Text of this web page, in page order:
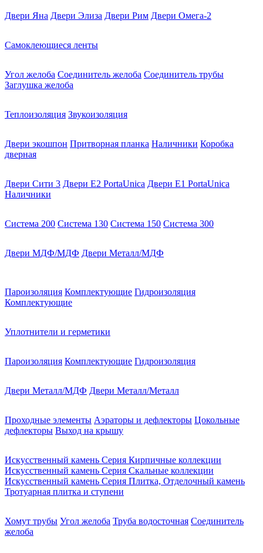
Двери Яна Двери Элиза Двери Рим Двери Омега-2
Самоклеющиеся ленты
Угол желоба Соединитель желоба Соединитель трубы
Заглушка желоба
Теплоизоляция Звукоизоляция
Двери экошпон Притворная планка Наличники Коробка
дверная
Двери Сити 3 Двери E2 PortaUnica Двери E1 PortaUnica
Наличники
Система 200 Система 130 Система 150 Система 300
Двери МДФ/МДФ Двери Металл/МДФ
Пароизоляция Комплектующие Гидроизоляция
Комплектующие
Уплотнители и герметики
Пароизоляция Комплектующие Гидроизоляция
Двери Металл/МДФ Двери Металл/Металл
Проходные элементы Аэраторы и дефлекторы Цокольные
дефлекторы Выход на крышу
Искусственный камень Серия Кирпичные коллекции
Искусственный камень Серия Скальные коллекции
Искусственный камень Серия Плитка, Отделочный камень
Тротуарная плитка и ступени
Хомут трубы Угол желоба Труба водосточная Соединитель
желоба